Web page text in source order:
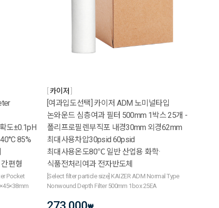
도±0.1pH
85%
편형
Pocket
카이저
[여과입도선택] 카이저 ADM 노미널타입
논와운드 심층여과 필터 500mm 1박스 25개 -
폴리프로필렌부직포 내경30mm 외경62mm
최대사용차압30psid 60psid
최대사용온도80℃ 일반 산업용 화학·
식품전처리여과 전자반도체
[Select filter particle size] KAIZER ADM Normal Type
Nonwound Depth Filter 500mm 1box 25EA